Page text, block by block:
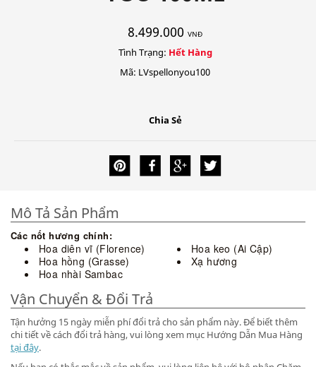
8.499.000 VNĐ
Tình Trạng: Hết Hàng
Mã: LVspellonyou100
Chia Sẻ
Mô Tả Sản Phẩm
Các nốt hương chính:
Hoa diên vĩ (Florence)
Hoa hồng (Grasse)
Hoa nhài Sambac
Hoa keo (Ai Cập)
Xạ hương
Vận Chuyển & Đổi Trả
Tận hưởng 15 ngày miễn phí đổi trả cho sản phẩm này. Để biết thêm
chi tiết về cách đổi trả hàng, vui lòng xem mục Hướng Dẫn Mua Hàng
tại đây.